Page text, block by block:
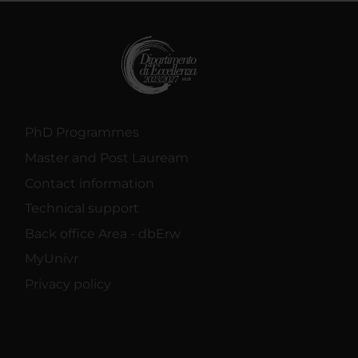
PhD Programmes
Master and Post Lauream
Contact information
Technical support
Back office Area - dbErw
MyUnivr
Privacy policy